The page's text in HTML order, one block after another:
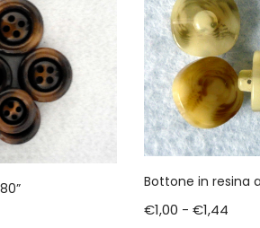
Bottone in resina
€1,00 - €1,44